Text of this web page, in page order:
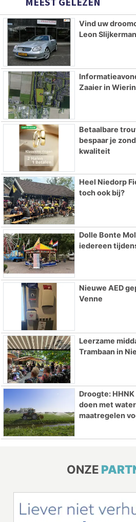
Vind uw
Leon Slijkerman
Zaaier in
Betaalbare
bespaar je
kwaliteit
Heel Niedorp
toch ook bij?
Dolle Bonte
iedereen
Nieuwe AED
Venne
Leerzame
Trambaan in
Droogte:
doen met
maatregelen
ONZE